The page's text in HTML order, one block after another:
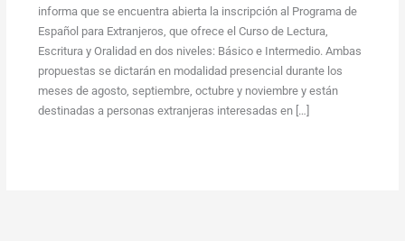
informa que se encuentra abierta la inscripción al Programa de
Español para Extranjeros, que ofrece el Curso de Lectura,
Escritura y Oralidad en dos niveles: Básico e Intermedio. Ambas
propuestas se dictarán en modalidad presencial durante los
meses de agosto, septiembre, octubre y noviembre y están
destinadas a personas extranjeras interesadas en […]